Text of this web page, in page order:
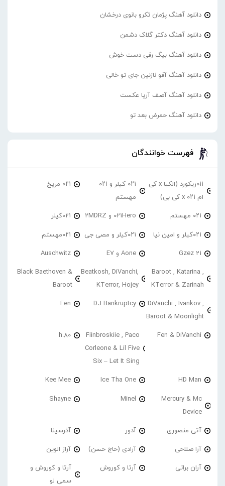
دانلود آهنگ پژمان تکرو بانوی درخشان
دانلود آهنگ دکتر گلاک دشمن
دانلود آهنگ بیگ رفی دست خوش
دانلود آهنگ آفو نازنین جای تو خالی
دانلود آهنگ آصف آریا عکست
دانلود آهنگ حمرض بعد تو
فهرست خوانندگان
۰۱۱ریکورد (الکیا x کی
ام ۰۲۱ x کی بی)
۰۲۱ کیلر و ۰۲۱
مهستم
۰۲۱ مریخ
۰۲۱ مهستم 021Hero و 2MDRZ 021کیلر
۰۲۱کیلر و امین نیا ۰۲۱کیلر و مصی جی ۰۲۱مهستم
21 Gzez Aone و E7 Auschwitz
Baroot , Katarina ,
KTerror & Zarinah
Beatkosh, DiVanchi,
KTerror, Hojey
Black Baethoven &
Baroot
DiVanchi , Ivankov ,
Baroot & Moonlight
DJ Bankruptcy
Fen
Fen & DiVanchi
Fiinbroskiie , Paco
Corleone & Lil Five
Six – Let It Sing
h.80
HD Man
Ice Tha One
Kee Mee
Mercury & Mc
Device
Minel
Shayne
آتی منصوری آدور آذرسینا
آرا صلاحی آرادی (حاج حسن) آراز الوین
آران براتی آرتا و کوروش
آرتا و کوروش و
سمی لو